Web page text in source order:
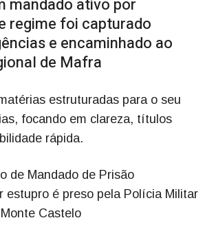
mandado ativo por
regime foi capturado
e encaminhado ao
de Mafra
estruturadas para o seu
focando em clareza, títulos
rápida.
de Mandado de Prisão
estupro é preso pela Polícia Militar
Castelo